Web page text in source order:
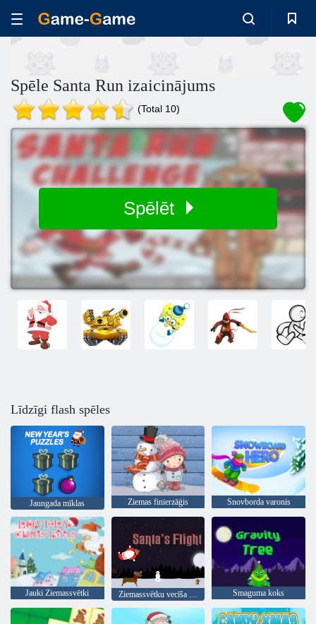
Spēle Santa Run izaicinājums
(Total 10)
Spēlēt
Līdzīgi flash spēles
Jaungada mīklas Ziemas finierzāģis Snovborda varonis
Jauki Ziemassvētki Smaguma koks